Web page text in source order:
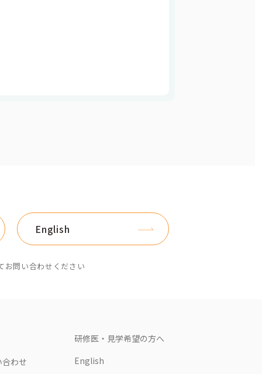
English
お問い合わせください
わせ
研修医・見学希望の方へ
English